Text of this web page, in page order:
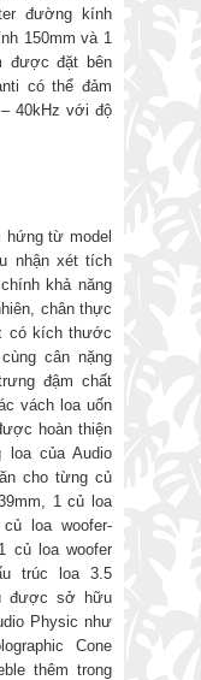
đường kính
150mm và 1
được đặt bên
có thể đảm
40kHz với độ
từ model
nhận xét tích
khả năng
chân thực
có kích thước
cân nặng
đậm chất
vách loa uốn
hoàn thiện
loa của Audio
cho từng củ
1 củ loa
loa woofer-
củ loa woofer
trúc loa 3.5
được sở hữu
Physic như
Cone
thêm trong